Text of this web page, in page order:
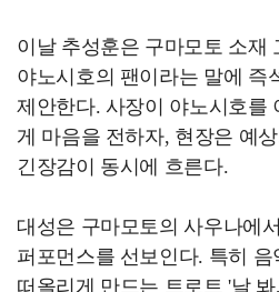
이날 추성훈은 구마모토 소재
야노시호의 팬이라는 말에 즉
제안한다. 사장이 야노시호를
게 마음을 전하자, 현장은 예
긴장감이 동시에 흐른다.
대성은 구마모토의 사우나에
퍼포먼스를 선보인다. 특히
떠올리게 만드는 트로트 '날